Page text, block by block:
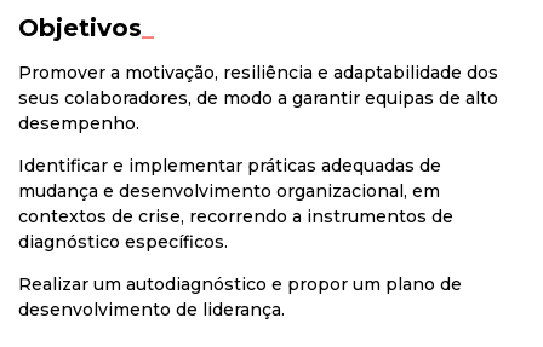
Objetivos
Promover a motivação, resiliência e adaptabilidade dos
seus colaboradores, de modo a garantir equipas de alto
desempenho.
Identificar e implementar práticas adequadas de
mudança e desenvolvimento organizacional, em
contextos de crise, recorrendo a instrumentos de
diagnóstico específicos.
Realizar um autodiagnóstico e propor um plano de
desenvolvimento de liderança.